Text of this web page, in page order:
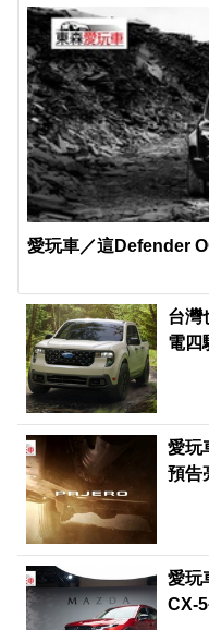
愛玩車／這Defender
台灣
電四
愛玩
預告
愛玩
CX-